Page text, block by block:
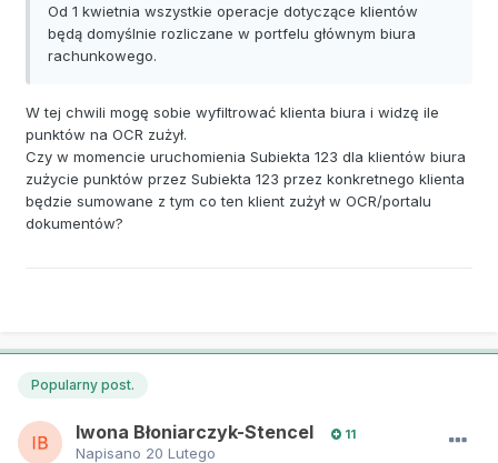
Od 1 kwietnia wszystkie operacje dotyczące klientów
będą domyślnie rozliczane w portfelu głównym biura
rachunkowego.
W tej chwili mogę sobie wyfiltrować klienta biura i widzę ile
punktów na OCR zużył.
Czy w momencie uruchomienia Subiekta 123 dla klientów biura
zużycie punktów przez Subiekta 123 przez konkretnego klienta
będzie sumowane z tym co ten klient zużył w OCR/portalu
dokumentów?
Popularny post.
Iwona Błoniarczyk-Stencel 11
Napisano 20 Lutego